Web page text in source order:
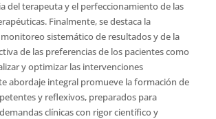
del terapeuta y el perfeccionamiento de las
Finalmente, se destaca la
sistemático de resultados y de la
de las preferencias de los pacientes como
y optimizar las intervenciones
abordaje integral promueve la formación de
y reflexivos, preparados para
clínicas con rigor científico y